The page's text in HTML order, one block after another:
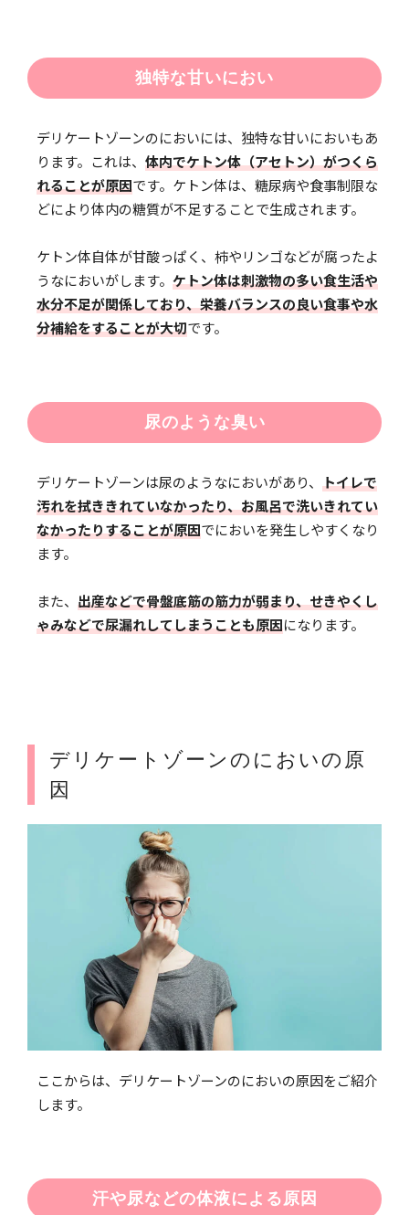
独特な甘いにおい
デリケートゾーンのにおいには、独特な甘いにおいもあ
ります。これは、 体内でケトン体（アセトン）がつくら
れることが原因です。ケトン体は、糖尿病や食事制限な
どにより体内の糖質が不足することで生成されます。
ケトン体自体が甘酸っぱく、柿やリンゴなどが腐ったよ
うなにおいがします。 ケトン体は刺激物の多い食生活や
水分不足が関係しており、栄養バランスの良い食事や水
分補給をすることが大切です。
尿のような臭い
デリケートゾーンは尿のようなにおいがあり、 トイレで
汚れを拭ききれていなかったり、お風呂で洗いきれてい
なかったりすることが原因でにおいを発生しやすくなり
ます。
また、 出産などで骨盤底筋の筋力が弱まり、せきやくし
ゃみなどで尿漏れしてしまうことも原因になります。
デリケートゾーンのにおいの原
因
ここからは、デリケートゾーンのにおいの原因をご紹介
します。
汗や尿などの体液による原因